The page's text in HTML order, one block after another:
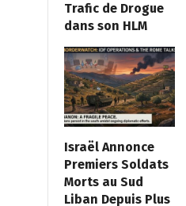
Trafic de Drogue
dans son HLM
Israël Annonce
Premiers Soldats
Morts au Sud
Liban Depuis Plus